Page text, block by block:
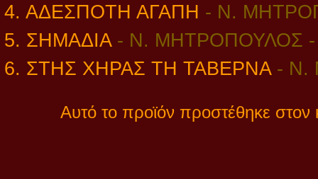
4. ΑΔΕΣΠΟΤΗ ΑΓΑΠΗ - Ν.
5. ΣΗΜΑΔΙΑ - Ν. ΜΗΤΡΟΠΟΥΛΟΣ
6. ΣΤΗΣ ΧΗΡΑΣ ΤΗ ΤΑΒΕΡΝΑ - Ν.
Αυτό το προϊόν προστέθηκε